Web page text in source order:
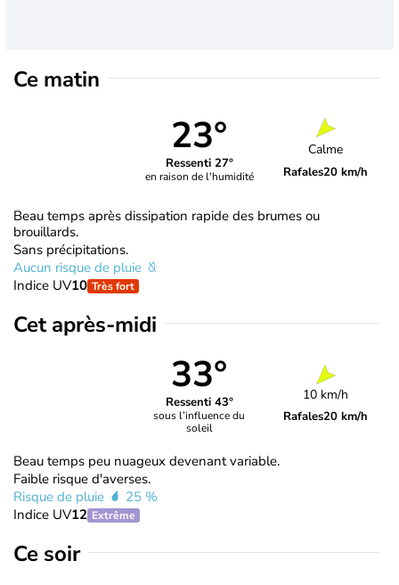
Ce matin
23°
Ressenti 27°
en raison de l'humidité
Calme
Rafales20 km/h
Beau temps après dissipation rapide des brumes ou
brouillards.
Sans précipitations.
Aucun risque de pluie
Indice UV10 Très fort
Cet après-midi
33°
Ressenti 43°
sous l’influence du
soleil
10 km/h
Rafales20 km/h
Beau temps peu nuageux devenant variable.
Faible risque d'averses.
Risque de pluie
25 %
Indice UV12 Extrême
Ce soir